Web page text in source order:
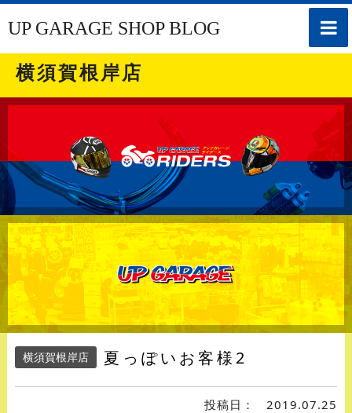
toggle
UP GARAGE SHOP BLOG
横須賀根岸店
横須賀根岸店 夏っぽいお客様2
投稿日：
2019.07.25